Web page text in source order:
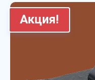
Акция!